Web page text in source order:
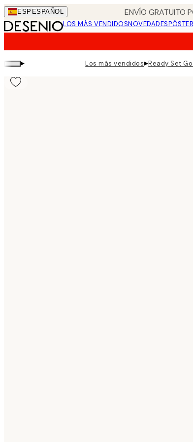
Skip
to
main
ESP ESPAÑOL ENVÍO GRATUITO
LOS MÁS VENDIDOSNOVEDADES
▸ Los más vendidos▸Ready Set